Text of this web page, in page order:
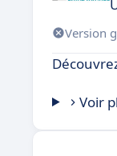
Version
Voir